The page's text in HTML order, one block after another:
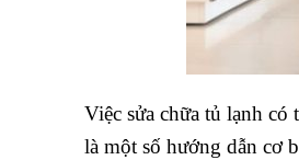
Việc sửa chữa tủ lạnh
là một số hướng dẫn cơ